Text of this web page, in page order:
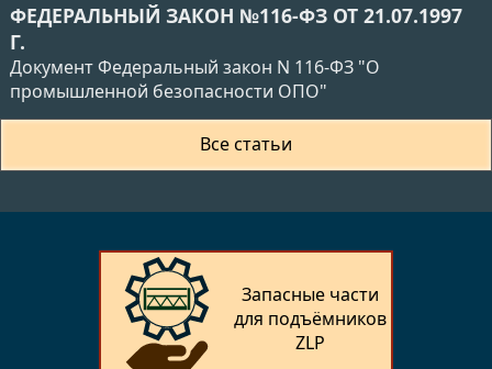
ФЕДЕРАЛЬНЫЙ ЗАКОН №116-ФЗ ОТ 21.07.1997
Г.
Документ Федеральный закон N 116-ФЗ "О
промышленной безопасности ОПО"
Все статьи
Запасные части
для подъёмников
ZLP